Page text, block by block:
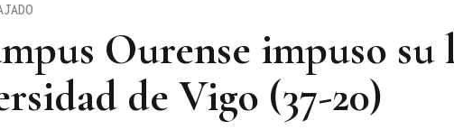
Ourense impuso su
de Vigo (37-20)